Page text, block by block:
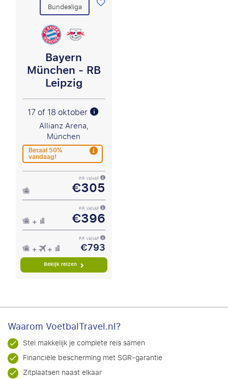
Bundesliga
Bayern
München - RB
Leipzig
17 of 18 oktober
Allianz Arena,
München
Betaal 50%
vandaag!
P.P. VANAF
€305
P.P. VANAF
€396
P.P. VANAF
€793
Bekijk reizen
Waarom VoetbalTravel.nl?
Stel makkelijk je complete reis samen
Financiële bescherming met SGR-garantie
Zitplaatsen naast elkaar